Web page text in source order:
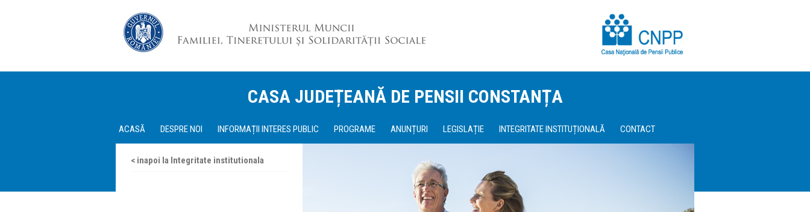
CASA JUDEȚEANĂ DE PENSII CONSTANȚA
ACASĂ DESPRE NOI INFORMAȚII INTERES PUBLIC PROGRAME ANUNȚURI LEGISLAȚIE INTEGRITATE INSTITUȚIONALĂ CONTACT
< inapoi la Integritate institutionala